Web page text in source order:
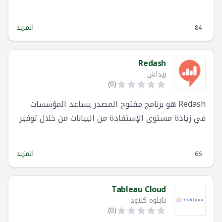
84 المزيد
Redash
ريداش
(
0
)
Redash هو برنامج مفتوح المصدر يساعد المؤسسات
في زيادة مستوى الإستفادة من البيانات من خلال توفير
66 المزيد
Tableau Cloud
تابلوه كلاود
(
0
)